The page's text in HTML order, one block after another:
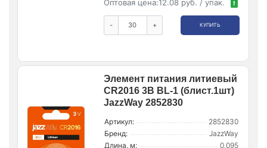
Оптовая цена:12.08 руб. / упак. !
- + КУПИТЬ
Элемент питания литиевый
CR2016 3В BL-1 (блист.1шт)
JazzWay 2852830
Артикул:
2852830
Бренд:
JazzWay
Длина, м:
0.095